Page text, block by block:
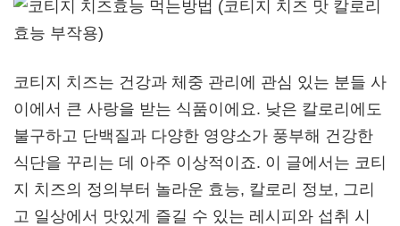
코티지 치즈는 건강과 체중 관리에 관심 있는 분들 사
이에서 큰 사랑을 받는 식품이에요. 낮은 칼로리에도
불구하고 단백질과 다양한 영양소가 풍부해 건강한
식단을 꾸리는 데 아주 이상적이죠. 이 글에서는 코티
지 치즈의 정의부터 놀라운 효능, 칼로리 정보, 그리
고 일상에서 맛있게 즐길 수 있는 레시피와 섭취 시